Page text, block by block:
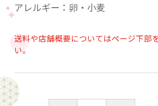
アレルギー：卵・小麦
送料や店舗概要についてはページ下部
い。